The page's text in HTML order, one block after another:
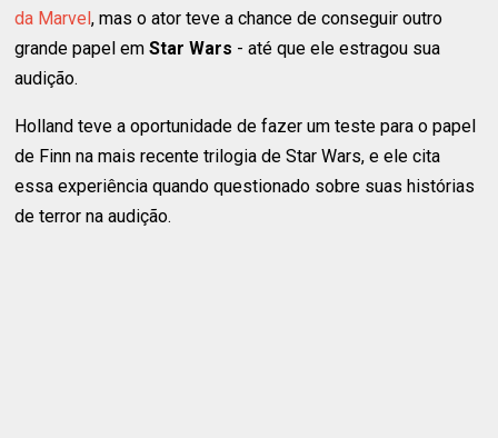
da Marvel, mas o ator teve a chance de conseguir outro
grande papel em Star Wars - até que ele estragou sua
audição.
Holland teve a oportunidade de fazer um teste para o papel
de Finn na mais recente trilogia de Star Wars, e ele cita
essa experiência quando questionado sobre suas histórias
de terror na audição.